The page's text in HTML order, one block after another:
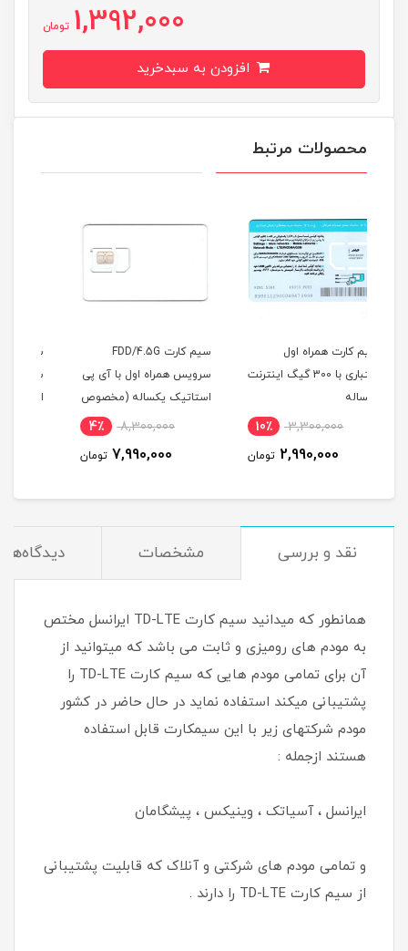
1,392,000 تومان
محصولات مرتبط
سیم کارت FDD/4.5G
سرویس همراه اول با آی پی
استاتیک یکساله (مخصوص
مودم )
8,300,000
7,990,000 تومان
سیم کارت FDD/4.5
سرویس همراه اول با آی پی
استاتیک یکساله و 1000
گیگ اینترنت یکساله
17,500,000
16,990,000 تومان
نقد و بررسی مشخصات دیدگاه‌ها
همانطور که میدانید سیم کارت TD-LTE ایرانسل مختص
به مودم های رومیزی و ثابت می باشد که میتوانید از
آن برای تمامی مودم هایی که سیم کارت TD-LTE را
پشتیبانی میکند استفاده نماید در حال حاضر در کشور
مودم شرکتهای زیر با این سیمکارت قابل استفاده
هستند ازجمله :
ایرانسل ، آسیاتک ، وینیکس ، پیشگامان
و تمامی مودم های شرکتی و آنلاک که قابلیت پشتیبانی
از سیم کارت TD-LTE را دارند .